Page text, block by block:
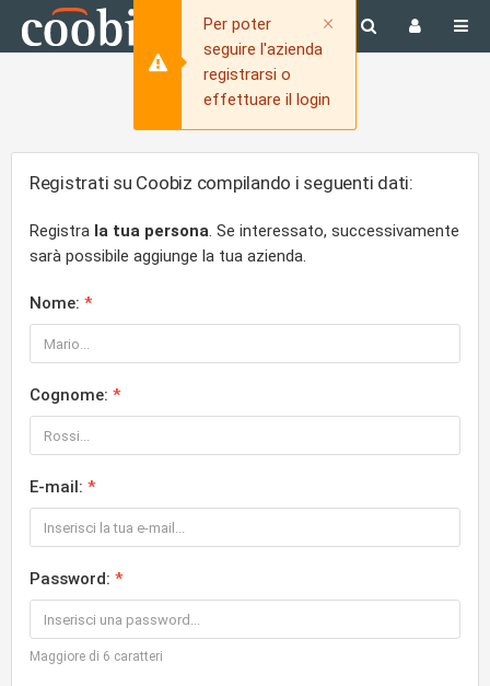
× Close
Per poter
seguire l'azienda
registrarsi o
effettuare il login
Registrati su Coobiz compilando i seguenti dati:
Registra la tua persona. Se interessato, successivamente
sarà possibile aggiunge la tua azienda.
Nome:
Cognome:
E-mail:
Password:
Maggiore di 6 caratteri